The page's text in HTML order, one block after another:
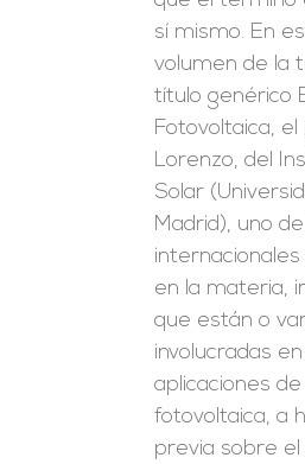
sí mismo. En
volumen de la
título genérico
Fotovoltaica,
Lorenzo, del
Solar
Madrid), uno
en la materia,
que están o
involucradas
aplicaciones
fotovoltaica, a
previa sobre